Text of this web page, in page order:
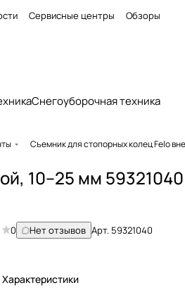
Сервисные центры Обзоры
Снегоуборочная техника
Съемник для стопорных колец Felo
10–25 мм 59321040
0 Нет отзывов Арт. 59321040
Характеристики